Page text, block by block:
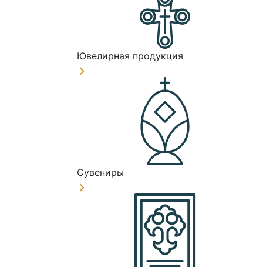
Ювелирная продукция
Сувениры